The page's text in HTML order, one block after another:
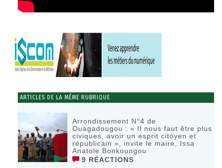
ARTICLES DE LA MÊME RUBRIQUE
Arrondissement N°4 de
Ouagadougou : « Il nous faut être plus
civiques, avoir un esprit citoyen et
républicain », invite le maire, Issa
Anatole Bonkoungou
9 RÉACTIONS